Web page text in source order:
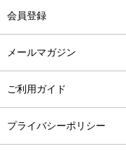
会員登録
メールマガジン
ご利用ガイド
プライバシーポリシー